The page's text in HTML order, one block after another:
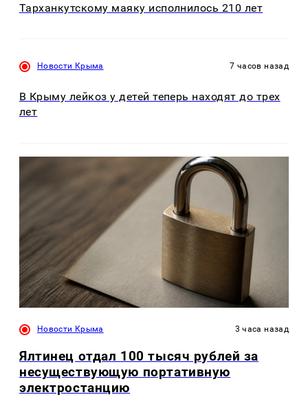
Тарханкутскому маяку исполнилось 210 лет
Новости Крыма 7 часов назад
В Крыму лейкоз у детей теперь находят до трех
лет
Новости Крыма 3 часа назад
Ялтинец отдал 100 тысяч рублей за
несуществующую портативную
электростанцию